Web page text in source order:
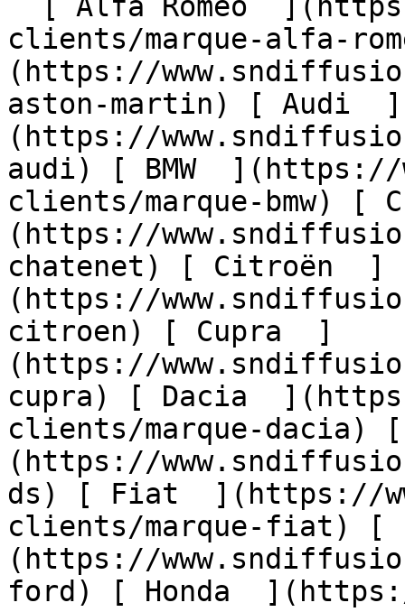
clients/marque-alfa-
(https://
aston-martin) [ Audi  ]
(https://
audi) [ BMW
clients/marque-bmw) [
(https://
chatenet) [ Citroën  ]
(https://
citroen) [ Cupra  ]
(https://
cupra) [ Dacia
clients/marque-dacia)
(https://
ds) [ Fiat  ](https://
clients/marque-fiat) [
(https://
ford) [ Honda